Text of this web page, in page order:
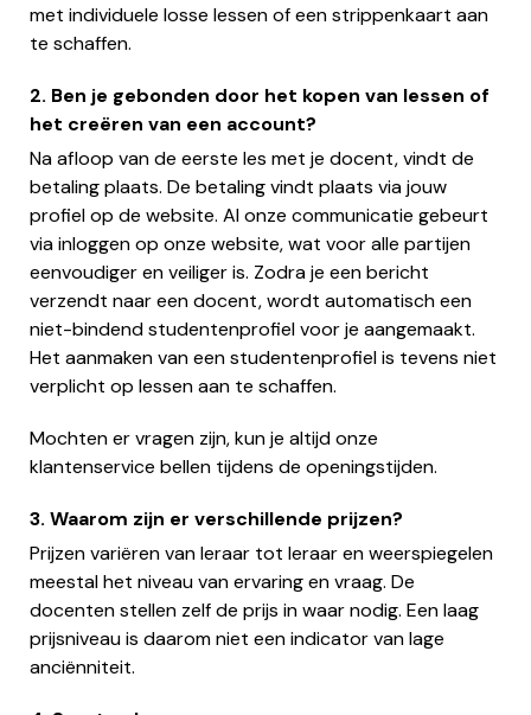
met individuele losse lessen of een strippenkaart aan
te schaffen.
2. Ben je gebonden door het kopen van lessen of
het creëren van een account?
Na afloop van de eerste les met je docent, vindt de
betaling plaats. De betaling vindt plaats via jouw
profiel op de website. Al onze communicatie gebeurt
via inloggen op onze website, wat voor alle partijen
eenvoudiger en veiliger is. Zodra je een bericht
verzendt naar een docent, wordt automatisch een
niet-bindend studentenprofiel voor je aangemaakt.
Het aanmaken van een studentenprofiel is tevens niet
verplicht op lessen aan te schaffen.
Mochten er vragen zijn, kun je altijd onze
klantenservice bellen tijdens de openingstijden.
3. Waarom zijn er verschillende prijzen?
Prijzen variëren van leraar tot leraar en weerspiegelen
meestal het niveau van ervaring en vraag. De
docenten stellen zelf de prijs in waar nodig. Een laag
prijsniveau is daarom niet een indicator van lage
anciënniteit.